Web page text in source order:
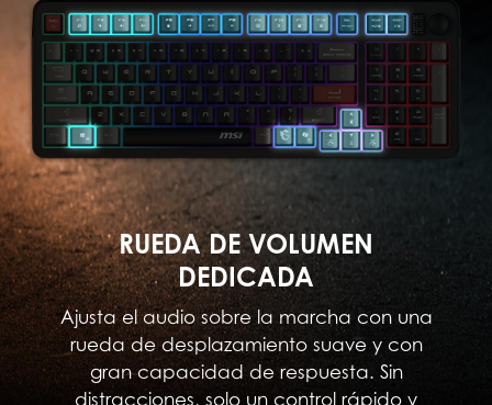
RUEDA DE VOLUMEN
DEDICADA
Ajusta el audio sobre la marcha con una
rueda de desplazamiento suave y con
gran capacidad de respuesta. Sin
distracciones, solo un control rápido y